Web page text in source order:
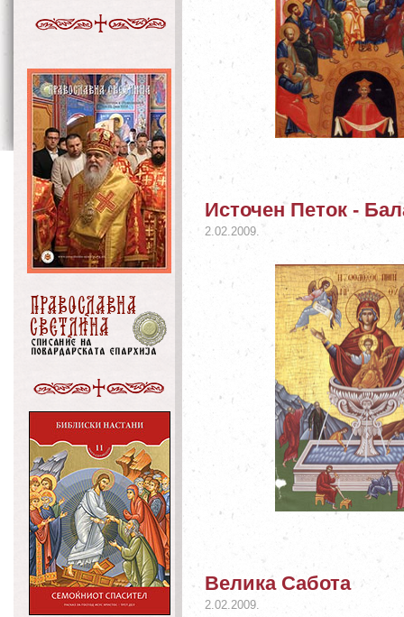
Источен Петок -
2.02.2009.
Велика Сабота
2.02.2009.